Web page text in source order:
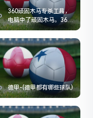
360顽固木马专杀工具，
电脑中了顽固木马。360
怎么杀都杀不掉, 怎么办
德甲-(德甲都有哪些球队)